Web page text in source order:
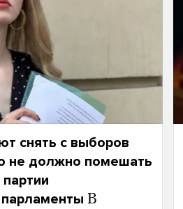
снять с выборов
не должно помешать
В